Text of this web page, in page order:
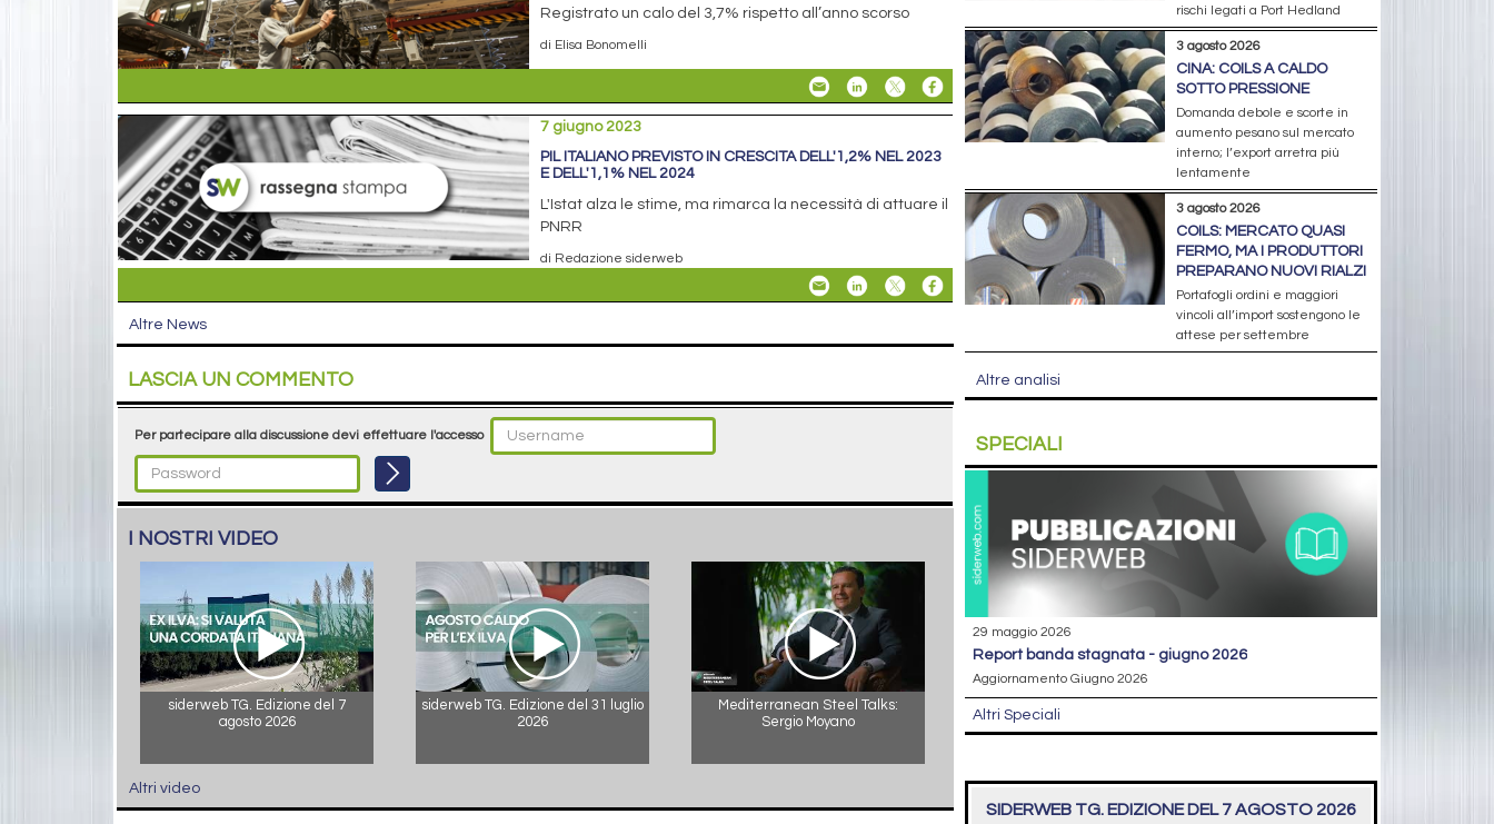
Registrato un calo del 3,7% rispetto all’anno scorso
di Elisa Bonomelli
7 giugno 2023
PIL ITALIANO PREVISTO IN CRESCITA DELL'1,2% NEL 2023
E DELL'1,1% NEL 2024
L'Istat alza le stime, ma rimarca la necessità di attuare il
PNRR
di Redazione siderweb
Altre News
LASCIA UN COMMENTO
Per partecipare alla discussione devi effettuare l'accesso
I NOSTRI VIDEO
siderweb TG. Edizione del 7
agosto 2026
siderweb TG. Edizione del 31 luglio
2026
Mediterranean Steel Talks:
Sergio Moyano
Altri video
rischi legati a Port Hedland
3 agosto 2026
CINA: COILS A CALDO
SOTTO PRESSIONE
Domanda debole e scorte in
aumento pesano sul mercato
interno; l’export arretra più
lentamente
3 agosto 2026
COILS: MERCATO QUASI
FERMO, MA I PRODUTTORI
PREPARANO NUOVI RIALZI
Portafogli ordini e maggiori
vincoli all’import sostengono le
attese per settembre
Altre analisi
SPECIALI
29 maggio 2026
report banda stagnata - giugno 2026
Aggiornamento Giugno 2026
Altri Speciali
SIDERWEB TG. EDIZIONE DEL 7 AGOSTO 2026